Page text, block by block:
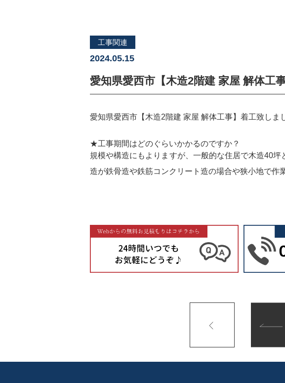
工事関連
2024.05.15
愛知県愛西市【木造2階建 家屋 解体工
愛知県愛西市【木造2階建 家屋 解体工事】着工致しま
★工事期間はどのぐらいかかるのですか？
規模や構造にもよりますが、一般的な住居で木造40
造が鉄骨造や鉄筋コンクリート造の場合や狭小地で作